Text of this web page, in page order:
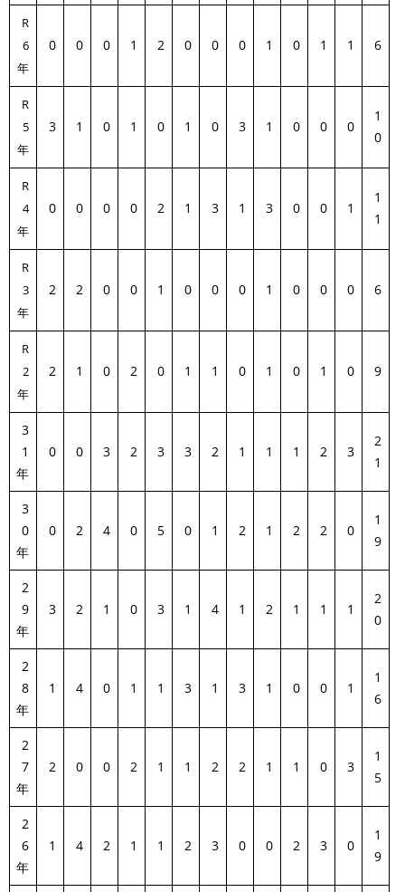
R
6
年
0 0 0 1 2 0 0 0 1 0 1 1 6
R
5
年
3 1 0 1 0 1 0 3 1 0 0 0
1
0
R
4
年
0 0 0 0 2 1 3 1 3 0 0 1
1
1
R
3
年
2 2 0 0 1 0 0 0 1 0 0 0 6
R
2
年
2 1 0 2 0 1 1 0 1 0 1 0 9
3
1
年
0 0 3 2 3 3 2 1 1 1 2 3
2
1
3
0
年
0 2 4 0 5 0 1 2 1 2 2 0
1
9
2
9
年
3 2 1 0 3 1 4 1 2 1 1 1
2
0
2
8
年
1 4 0 1 1 3 1 3 1 0 0 1
1
6
2
7
年
2 0 0 2 1 1 2 2 1 1 0 3
1
5
2
6
年
1 4 2 1 1 2 3 0 0 2 3 0
1
9